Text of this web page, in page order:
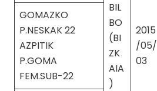
BIL
BO
(BI
ZK
AIA
)
2015
/05/
03
GOMAZKO
P.NESKAK 22
AZPITIK
P.GOMA
FEM.SUB-22